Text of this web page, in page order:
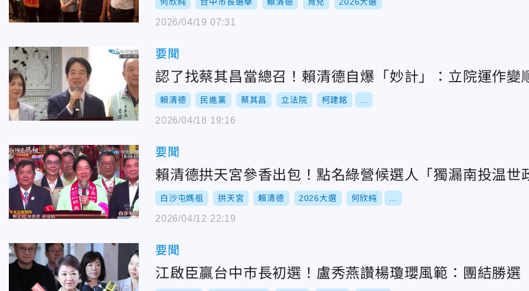
2026/04/19 07:31
要聞
認了找蔡其昌當總召！賴清德自爆「妙計」：立院運作變
賴清德 民進黨 蔡其昌 立法院 柯建銘
2026/04/18 19:16
要聞
賴清德拱天宮參香出包！點名綠營候選人「獨漏南投温
白沙屯媽祖 拱天宮 賴清德 2026大選 何欣純
2026/04/12 22:19
要聞
江啟臣贏台中市長初選！盧秀燕讚楊瓊瓔風範：團結勝選